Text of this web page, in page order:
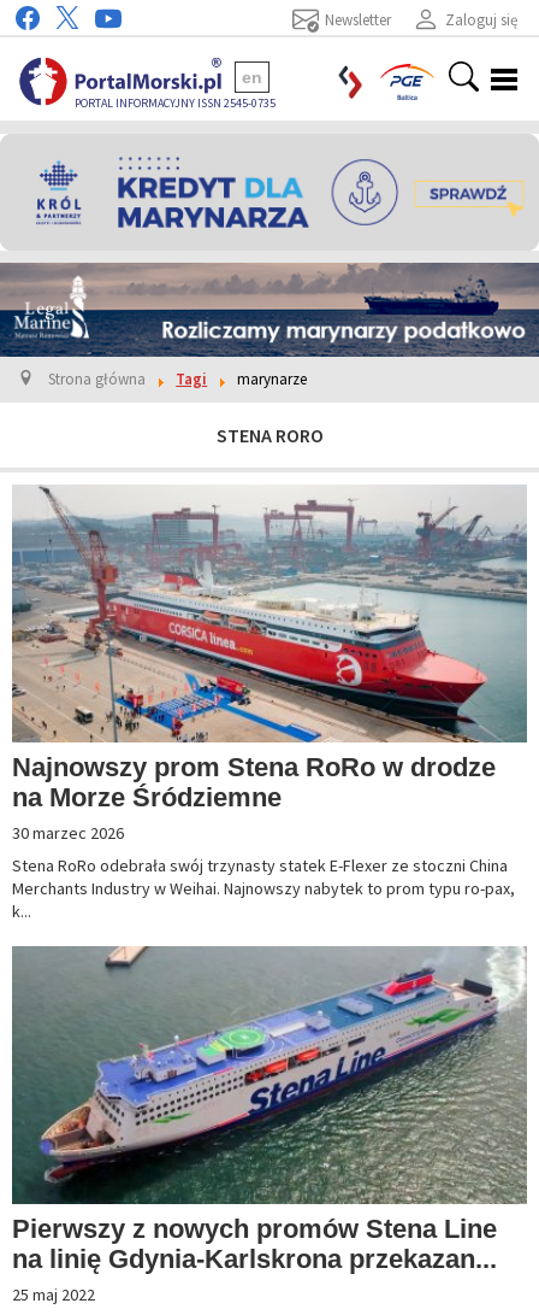
Zaloguj się
Newsletter
PORTAL INFORMACYJNY ISSN 2545-0735
en
Strona główna Tagi marynarze
STENA RORO
Najnowszy prom Stena RoRo w drodze
na Morze Śródziemne
30 marzec 2026
Stena RoRo odebrała swój trzynasty statek E-Flexer ze stoczni China
Merchants Industry w Weihai. Najnowszy nabytek to prom typu ro-pax,
k...
Pierwszy z nowych promów Stena Line
na linię Gdynia-Karlskrona przekazan...
25 maj 2022